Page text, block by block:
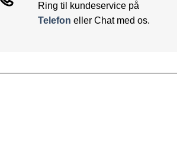
Ring til kundeservice på
Telefon eller Chat med os.